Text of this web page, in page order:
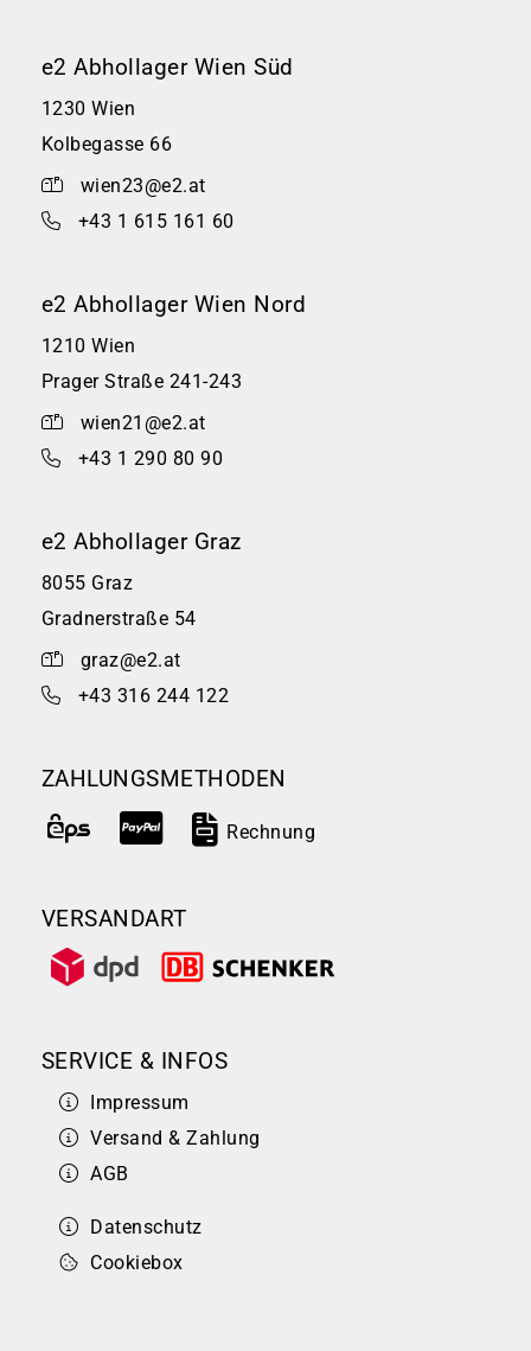
e2 Abhollager Wien Süd
1230 Wien
Kolbegasse 66
wien23@e2.at
+43 1 615 161 60
e2 Abhollager Wien Nord
1210 Wien
Prager Straße 241-243
wien21@e2.at
+43 1 290 80 90
e2 Abhollager Graz
8055 Graz
Gradnerstraße 54
graz@e2.at
+43 316 244 122
ZAHLUNGSMETHODEN
Rechnung
VERSANDART
SERVICE & INFOS
Impressum
Versand & Zahlung
AGB
Datenschutz
Cookiebox